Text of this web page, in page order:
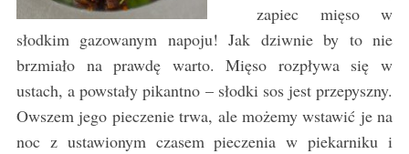
zapiec mięso w
słodkim gazowanym napoju! Jak dziwnie by to nie
brzmiało na prawdę warto. Mięso rozpływa się w
ustach, a powstały pikantno – słodki sos jest przepyszny.
Owszem jego pieczenie trwa, ale możemy wstawić je na
noc z ustawionym czasem pieczenia w piekarniku i